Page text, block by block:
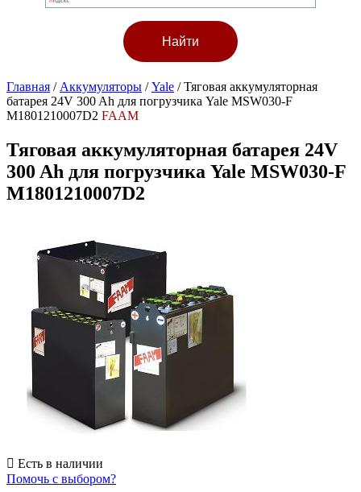
Главная / Аккумуляторы /Yale /Тяговая аккумуляторная
батарея 24V 300 Ah для погрузчика Yale MSW030-F
M1801210007D2 FAAM
Тяговая аккумуляторная батарея 24V
300 Ah для погрузчика Yale MSW030-F
M1801210007D2
Есть в наличии
Помочь с выбором?